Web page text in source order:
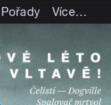
Pořady Více…